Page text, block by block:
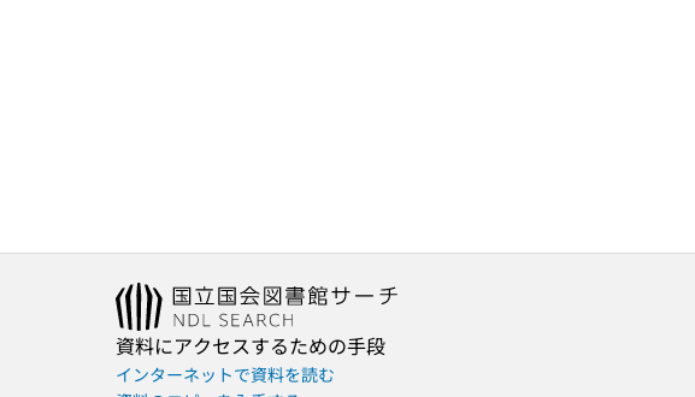
資料にアクセスするための手段
インターネットで資料を読む